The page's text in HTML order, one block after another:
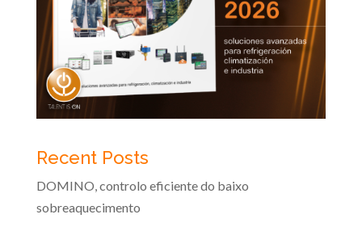
Recent Posts
DOMINO, controlo eficiente do baixo
sobreaquecimento